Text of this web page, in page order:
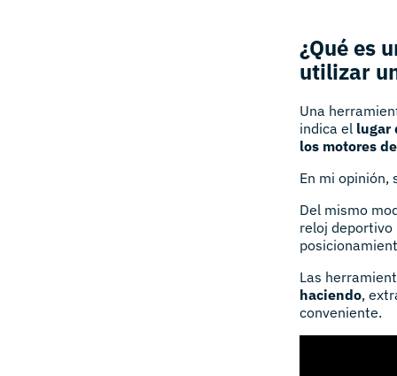
¿Qué es
utilizar
Una
indica el lugar
los motores
En mi opinión,
Del mismo
reloj deportivo
Las
haciendo,
conveniente.